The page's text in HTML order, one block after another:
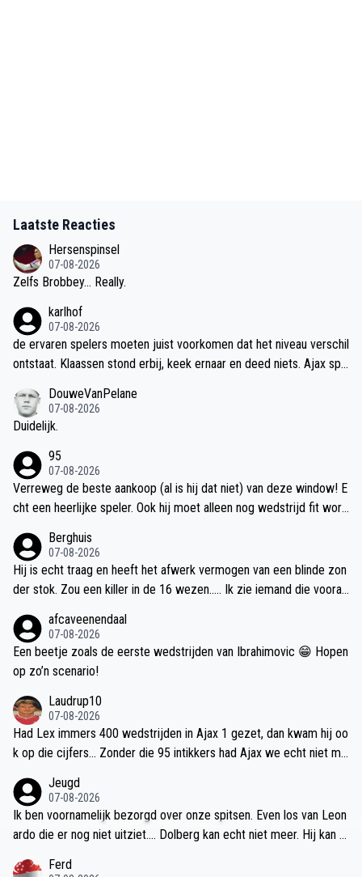
Laatste Reacties
Hersenspinsel
07-08-2026
Zelfs Brobbey... Really.
karlhof
07-08-2026
de ervaren spelers moeten juist voorkomen dat het niveau verschil
ontstaat. Klaassen stond erbij, keek ernaar en deed niets. Ajax spe
el zet. Cruijff is geen haar beter dan Mislantat. Klaassen was reser
ve bij Farioli is nu aanvoerder. Het kan verkeren in het voetbal maa
DouweVanPelane
07-08-2026
Duidelijk.
95
07-08-2026
Verreweg de beste aankoop (al is hij dat niet) van deze window! E
cht een heerlijke speler. Ook hij moet alleen nog wedstrijd fit word
Berghuis
07-08-2026
Hij is echt traag en heeft het afwerk vermogen van een blinde zon
der stok. Zou een killer in de 16 wezen..... Ik zie iemand die vooral
weg te lopen bij z'n tegenstanders. Maar als we ons daar aan vast
moeten gaan houden.... Tuurlijk gaat hij doelpunten maken. Maar als
je straks aan het einde van het seizoen er 14 gemaakt hebt en je h
afcaveenendaal
07-08-2026
Een beetje zoals de eerste wedstrijden van Ibrahimovic 😁 Hopen
op zo’n scenario!
Laudrup10
07-08-2026
Had Lex immers 400 wedstrijden in Ajax 1 gezet, dan kwam hij oo
k op die cijfers... Zonder die 95 intikkers had Ajax we echt niet min
ssen zo belangrijk is. Wat hebben we bereikt sinds Klaassen weer
terug is ? Een 5 e plek en voorronde conference League. Denk jij
dat als Klaassen ook maar enigszins succesvol was geweest bij E
liteiten ergens anders zoveel kansen had gekregen ondanks zijn m
Jeugd
07-08-2026
Ik ben voornamelijk bezorgd over onze spitsen. Even los van Leon
ardo die er nog niet uitziet.... Dolberg kan echt niet meer. Hij kan n
Ferd